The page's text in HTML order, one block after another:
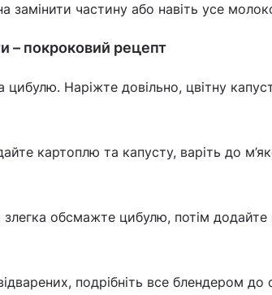
замінити частину або навіть усе
– покроковий рецепт
Наріжте довільно, цвітну
картоплю та капусту, варіть до
обсмажте цибулю, потім додайте
подрібніть все блендером до